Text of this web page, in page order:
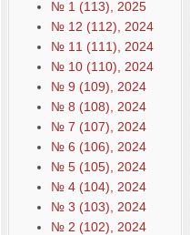
№ 1 (113), 2025
№ 12 (112), 2024
№ 11 (111), 2024
№ 10 (110), 2024
№ 9 (109), 2024
№ 8 (108), 2024
№ 7 (107), 2024
№ 6 (106), 2024
№ 5 (105), 2024
№ 4 (104), 2024
№ 3 (103), 2024
№ 2 (102), 2024